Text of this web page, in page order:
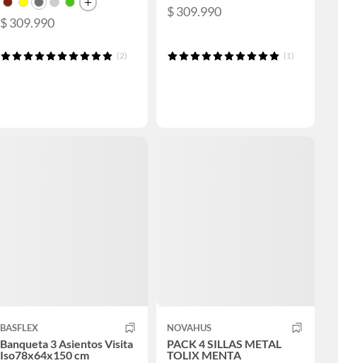
$ 309.990
(2)
$ 309.990
(1)
BASFLEX
Banqueta 3 Asientos Visita
Iso78x64x150 cm
NOVAHUS
PACK 4 SILLAS METAL
TOLIX MENTA